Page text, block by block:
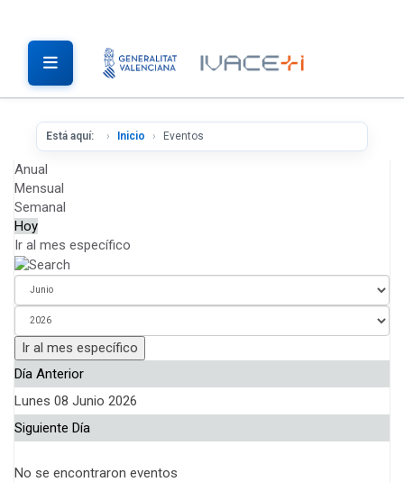
Está aquí: Inicio Eventos
Anual
Mensual
Semanal
Hoy
Ir al mes específico
Ir al mes específico
Día Anterior
Lunes 08 Junio 2026
Siguiente Día
No se encontraron eventos